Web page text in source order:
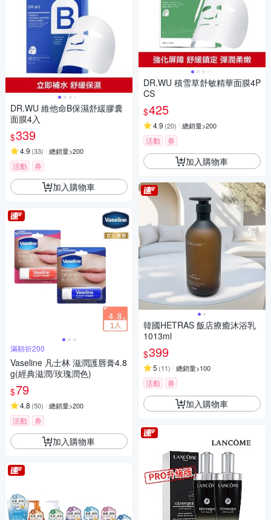
DR.WU 維他命B保濕舒緩膠囊
面膜4入
$339
4.9 (33) 總銷量>200
活動 券
加入購物車
滿額折200
Vaseline 凡士林 滋潤護唇膏4.8
g(經典滋潤/玫瑰潤色)
$79
4.8 (50) 總銷量>200
活動 券
加入購物車
DR.WU 積雪草舒敏精華面膜4P
CS
$425
4.9 (20) 總銷量>200
活動 券
加入購物車
韓國HETRAS 飯店療癒沐浴乳
1013ml
$399
5 (11) 總銷量>100
活動 券
加入購物車